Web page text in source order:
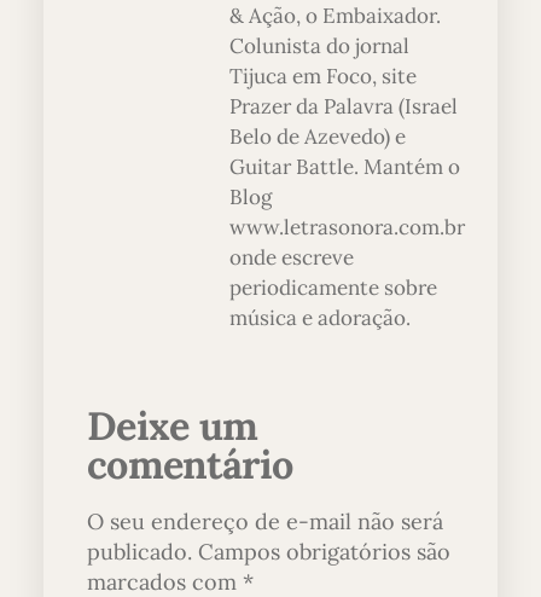
& Ação, o Embaixador.
Colunista do jornal
Tijuca em Foco, site
Prazer da Palavra (Israel
Belo de Azevedo) e
Guitar Battle. Mantém o
Blog
www.letrasonora.com.br
onde escreve
periodicamente sobre
música e adoração.
Deixe um
comentário
O seu endereço de e-mail não será
publicado. Campos obrigatórios são
marcados com *